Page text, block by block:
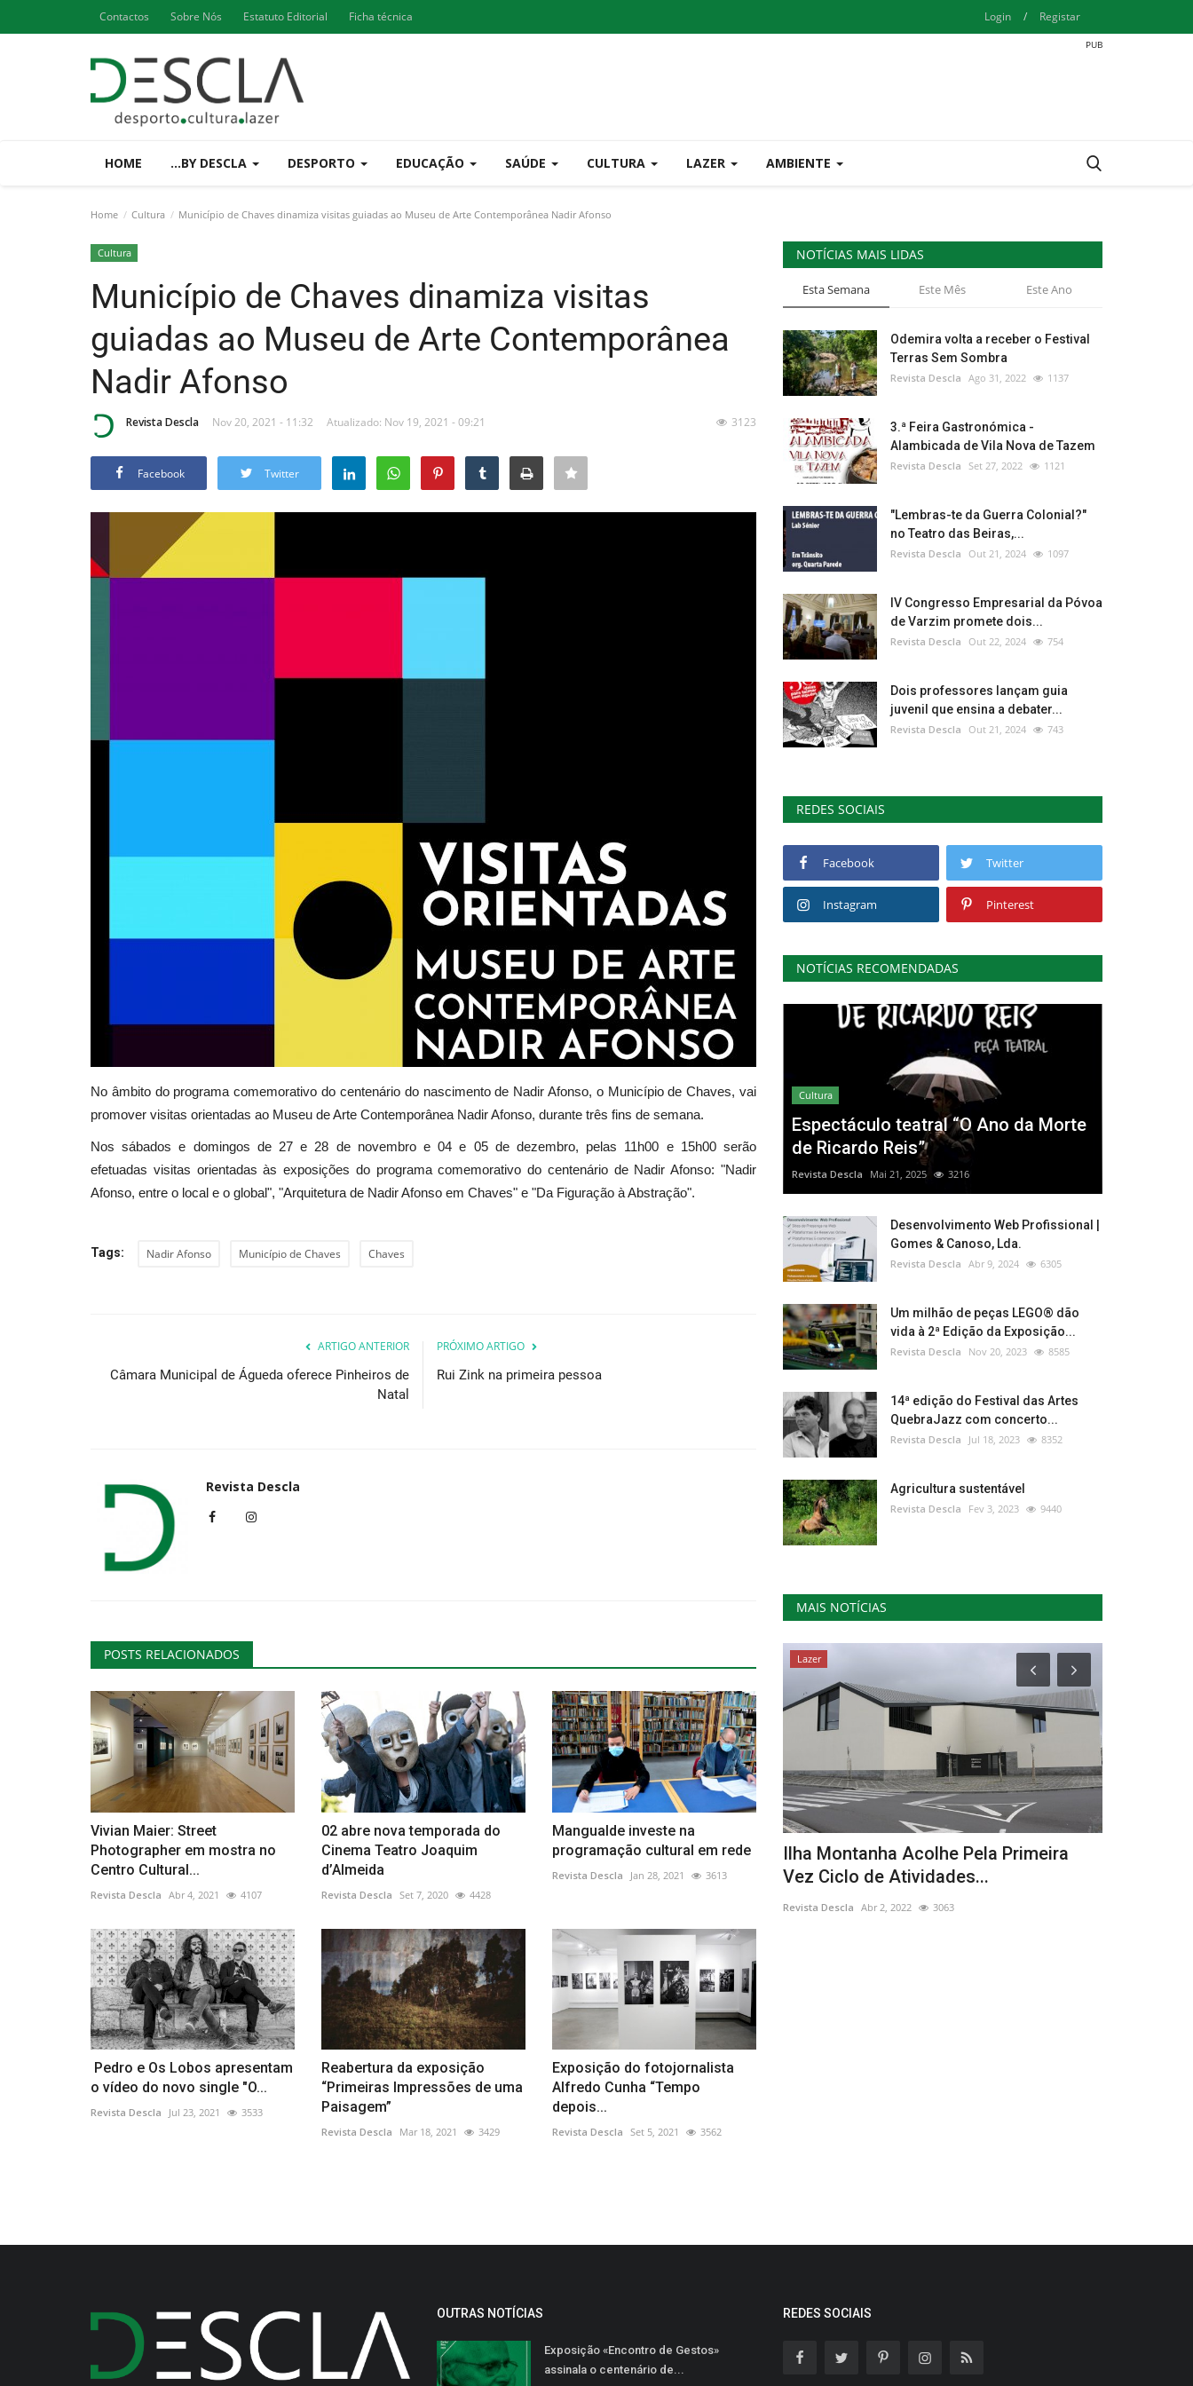
Contactos Sobre Nós Estatuto Editorial Ficha técnica Login / Registar
HOME ...BY DESCLA DESPORTO EDUCAÇÃO SAÚDE CULTURA LAZER AMBIENTE
Home Cultura Município de Chaves dinamiza visitas guiadas ao Museu de Arte Contemporânea Nadir Afonso
Cultura
Município de Chaves dinamiza visitas
guiadas ao Museu de Arte Contemporânea
Nadir Afonso
Revista Descla Nov 20, 2021 - 11:32 Atualizado: Nov 19, 2021 - 09:21 3123
Facebook Twitter
No âmbito do programa comemorativo do centenário do nascimento de Nadir Afonso, o Município de Chaves, vai
promover visitas orientadas ao Museu de Arte Contemporânea Nadir Afonso, durante três fins de semana.
Nos sábados e domingos de 27 e 28 de novembro e 04 e 05 de dezembro, pelas 11h00 e 15h00 serão
efetuadas visitas orientadas às exposições do programa comemorativo do centenário de Nadir Afonso: "Nadir
Afonso, entre o local e o global", "Arquitetura de Nadir Afonso em Chaves" e "Da Figuração à Abstração".
Tags: Nadir Afonso Município de Chaves Chaves
ARTIGO ANTERIOR
Câmara Municipal de Águeda oferece Pinheiros de
Natal
PRÓXIMO ARTIGO
Rui Zink na primeira pessoa
Revista Descla
POSTS RELACIONADOS
Vivian Maier: Street
Photographer em mostra no
Centro Cultural...
Revista Descla Abr 4, 2021 4107
02 abre nova temporada do
Cinema Teatro Joaquim
d’Almeida
Revista Descla Set 7, 2020 4428
Mangualde investe na
programação cultural em rede
Revista Descla Jan 28, 2021 3613
Pedro e Os Lobos apresentam
o vídeo do novo single "O...
Revista Descla Jul 23, 2021 3533
Reabertura da exposição
“Primeiras Impressões de uma
Paisagem”
Revista Descla Mar 18, 2021 3429
Exposição do fotojornalista
Alfredo Cunha “Tempo
depois...
Revista Descla Set 5, 2021 3562
NOTÍCIAS MAIS LIDAS
Esta Semana Este Mês Este Ano
Odemira volta a receber o Festival
Terras Sem Sombra
Revista Descla Ago 31, 2022 1137
3.ª Feira Gastronómica -
Alambicada de Vila Nova de Tazem
Revista Descla Set 27, 2022 1121
"Lembras-te da Guerra Colonial?"
no Teatro das Beiras,...
Revista Descla Out 21, 2024 1097
IV Congresso Empresarial da Póvoa
de Varzim promete dois...
Revista Descla Out 22, 2024 754
Dois professores lançam guia
juvenil que ensina a debater...
Revista Descla Out 21, 2024 743
REDES SOCIAIS
Facebook Twitter
Instagram Pinterest
NOTÍCIAS RECOMENDADAS
Cultura
Espectáculo teatral “O Ano da Morte
de Ricardo Reis”
Revista Descla Mai 21, 2025 3216
Desenvolvimento Web Profissional |
Gomes & Canoso, Lda.
Revista Descla Abr 9, 2024 6305
Um milhão de peças LEGO® dão
vida à 2ª Edição da Exposição...
Revista Descla Nov 20, 2023 8585
14ª edição do Festival das Artes
QuebraJazz com concerto...
Revista Descla Jul 18, 2023 8352
Agricultura sustentável
Revista Descla Fev 3, 2023 9440
MAIS NOTÍCIAS
Cultura
10º Festival Internacional de Guitarra
de Lagoa
Odisseia Nacional no Teatro Diogo
Bernardes, em Ponte de...
Lazer
Ilha Montanha Acolhe Pela Primeira
Vez Ciclo de Atividades...
Revista Descla Abr 2, 2022 3063
OUTRAS NOTÍCIAS
Exposição «Encontro de Gestos»
assinala o centenário de...
REDES SOCIAIS